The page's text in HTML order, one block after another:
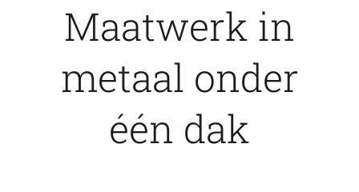
Maatwerk in
metaal onder
één dak